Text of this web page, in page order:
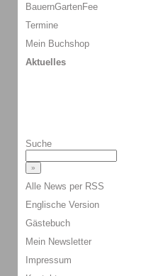
BauernGartenFee
Termine
Mein Buchshop
Aktuelles
Suche
Alle News per RSS
Englische Version
Gästebuch
Mein Newsletter
Impressum